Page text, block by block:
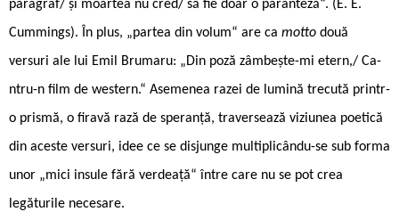
paragraf/ și moartea nu cred/ să fie doar o paranteză“. (E. E.
Cummings). În plus, „partea din volum“ are ca motto două
versuri ale lui Emil Brumaru: „Din poză zâmbește-mi etern,/ Ca-
ntru-n film de western.“ Asemenea razei de lumină trecută printr-
o prismă, o firavă rază de speranță, traversează viziunea poetică
din aceste versuri, idee ce se disjunge multiplicându-se sub forma
unor „mici insule fără verdeață“ între care nu se pot crea
legăturile necesare.